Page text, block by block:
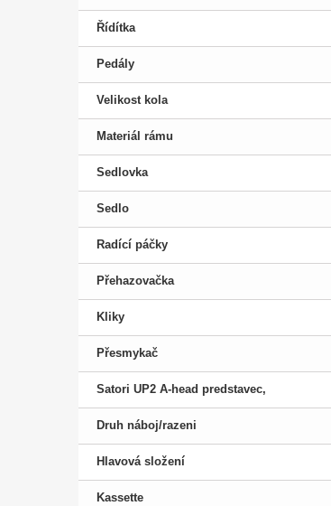
Řídítka
Pedály
Velikost kola
Materiál rámu
Sedlovka
Sedlo
Radící páčky
Přehazovačka
Kliky
Přesmykač
Satori UP2 A-head predstavec,
Druh náboj/razeni
Hlavová složení
Kassette